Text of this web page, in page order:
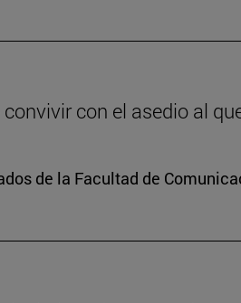
con el asedio al
de la Facultad de